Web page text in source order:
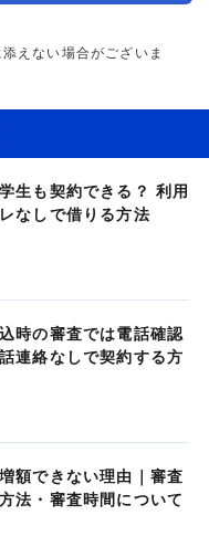
えない場合がございま
生も契約できる？ 利用
なしで借りる方法
時の審査では電話確認
連絡なしで契約する方
額できない理由｜審査
法・審査時間について